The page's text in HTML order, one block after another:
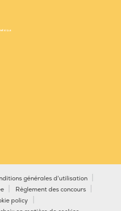
générales d'utilisation
Règlement des concours
policy